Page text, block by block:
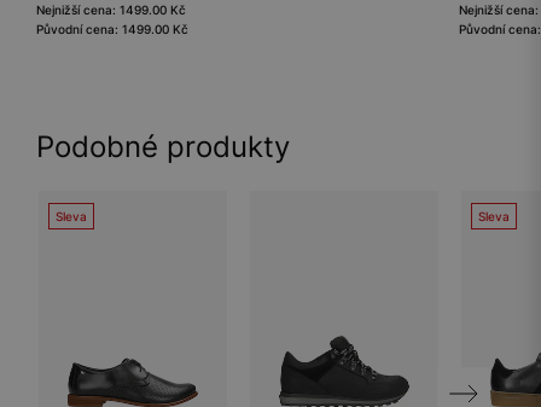
Nejnižší cena: 1499.00 Kč
Původní cena: 1499.00 Kč
Nejnižší
Původní
Podobné produkty
Sleva Sleva